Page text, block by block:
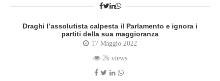
Draghi l’assolutista calpesta il Parlamento e ignora i
partiti della sua maggioranza
17 Maggio 2022
2k views